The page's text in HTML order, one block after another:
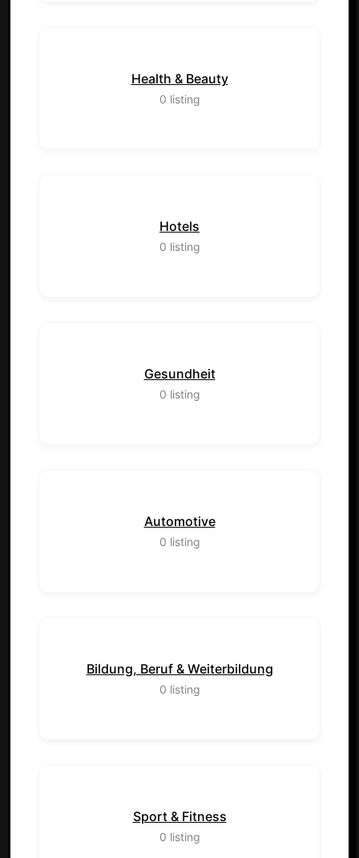
Health & Beauty
0 listing
Hotels
0 listing
Gesundheit
0 listing
Automotive
0 listing
Bildung, Beruf & Weiterbildung
0 listing
Sport & Fitness
0 listing